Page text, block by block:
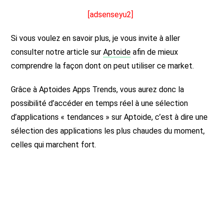
[adsenseyu2]
Si vous voulez en savoir plus, je vous invite à aller
consulter notre article surAptoide afin de mieux
comprendre la façon dont on peut utiliser ce market.
Grâce à Aptoides Apps Trends, vous aurez donc la
possibilité d’accéder en temps réel à une sélection
d’applications « tendances » sur Aptoide, c’est à dire une
sélection des applications les plus chaudes du moment,
celles qui marchent fort.